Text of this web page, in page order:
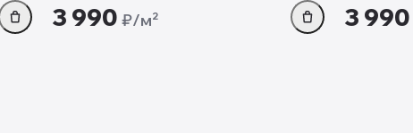
3 990 ₽/м² 3 990